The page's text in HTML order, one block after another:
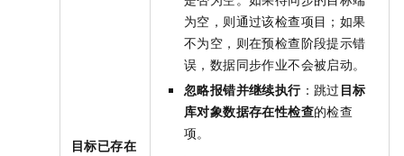
目标已存在
为空，则通过该检查项目；如果
不为空，则在预检查阶段提示错
误，数据同步作业不会被启动。
忽略报错并继续执行：跳过 目标
库对象数据存在性检查的检查
项。